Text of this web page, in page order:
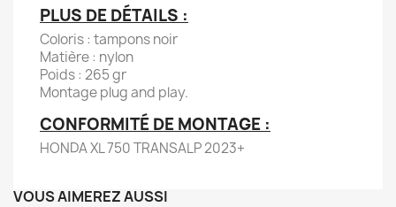
PLUS DE DÉTAILS :
Coloris : tampons noir
Matière : nylon
Poids : 265 gr
Montage plug and play.
CONFORMITÉ DE MONTAGE :
HONDA XL 750 TRANSALP 2023+
VOUS AIMEREZ AUSSI